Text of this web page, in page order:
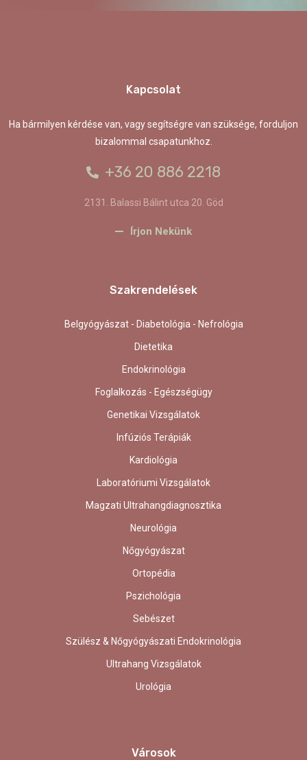
Kapcsolat
Ha bármilyen kérdése van, vagy segítségre van szüksége, forduljon
bizalommal csapatunkhoz.
+36 20 886 2218
2131. Balassi Bálint utca 20. Göd
Írjon Nekünk
Szakrendelések
Belgyógyászat - Diabetológia - Nefrológia
Dietetika
Endokrinológia
Foglalkozás - Egészségügy
Genetikai Vizsgálatok
Infúziós Terápiák
Kardiológia
Laboratóriumi Vizsgálatok
Magzati Ultrahangdiagnosztika
Neurológia
Nőgyógyászat
Ortopédia
Pszichológia
Sebészet
Szülész & Nőgyógyászati Endokrinológia
Ultrahang Vizsgálatok
Urológia
Városok